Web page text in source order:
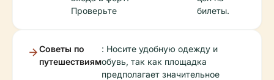
Проверьте
билеты.
Советы по
путешествиям
: Носите удобную одежду и
обувь, так как площадка
предполагает значительное